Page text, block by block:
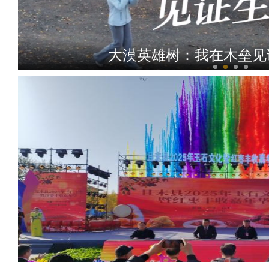
大漠英雄树：我在木垒